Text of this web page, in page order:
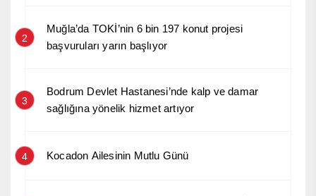
2
Muğla’da TOKİ’nin 6 bin 197 konut projesi
başvuruları yarın başlıyor
3
Bodrum Devlet Hastanesi’nde kalp ve damar
sağlığına yönelik hizmet artıyor
4 Kocadon Ailesinin Mutlu Günü